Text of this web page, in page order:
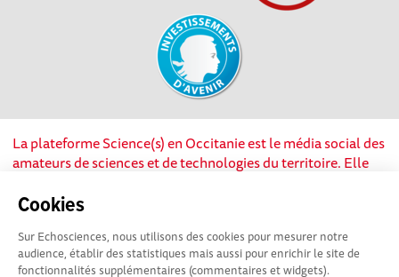
Cookies
Sur Echosciences, nous utilisons des cookies pour mesurer notre
audience, établir des statistiques mais aussi pour enrichir le site de
fonctionnalités supplémentaires (commentaires et widgets).
La plateforme Science(s) en Occitanie est le média social des
amateurs de sciences et de technologies du territoire. Elle
soutien de nombreux acteurs locaux. Ce projet est cofinancé
l’Union européenne via les fonds européen de
développement régional. Science(s) en Occitanie est une